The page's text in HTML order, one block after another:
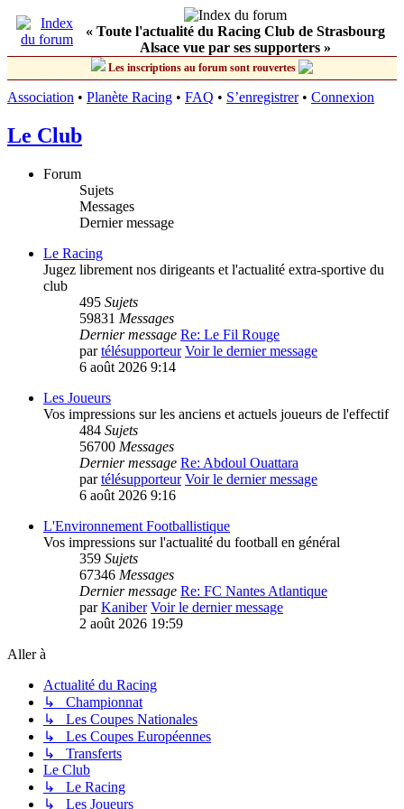
« Toute l'actualité du Racing Club de Strasbourg
Alsace vue par ses supporters »
Les inscriptions au forum sont rouvertes
Association • Planète Racing • FAQ • S’enregistrer• Connexion
Le Club
Forum
Sujets
Messages
Dernier message
Le Racing
Jugez librement nos dirigeants et l'actualité extra-sportive du
club
495 Sujets
59831 Messages
Dernier message Re: Le Fil Rouge
partélésupporteur Voir le dernier message
6 août 2026 9:14
Les Joueurs
Vos impressions sur les anciens et actuels joueurs de l'effectif
484 Sujets
56700 Messages
Dernier message Re: Abdoul Ouattara
partélésupporteur Voir le dernier message
6 août 2026 9:16
L'Environnement Footballistique
Vos impressions sur l'actualité du football en général
359 Sujets
67346 Messages
Dernier message Re: FC Nantes Atlantique
parKaniber Voir le dernier message
2 août 2026 19:59
Aller à
Actualité du Racing
↳ Championnat
↳ Les Coupes Nationales
↳ Les Coupes Européennes
↳ Transferts
Le Club
↳ Le Racing
↳ Les Joueurs